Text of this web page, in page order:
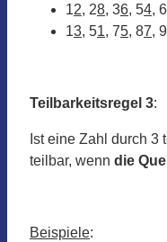
12, 28, 36, 54, 6
13, 51, 75, 87, 9
Teilbarkeitsregel 3:
Ist eine Zahl durch 3
teilbar, wenn die
Beispiele: